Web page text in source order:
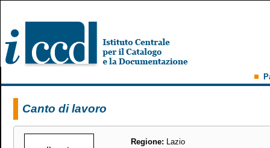
Canto di lavoro
Regione: Lazio